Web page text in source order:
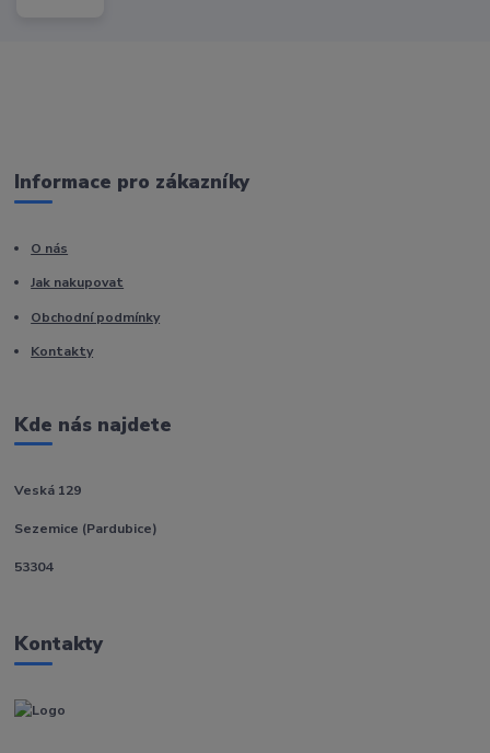
Informace pro zákazníky
O nás
Jak nakupovat
Obchodní podmínky
Kontakty
Kde nás najdete
Veská 129
Sezemice (Pardubice)
53304
Kontakty